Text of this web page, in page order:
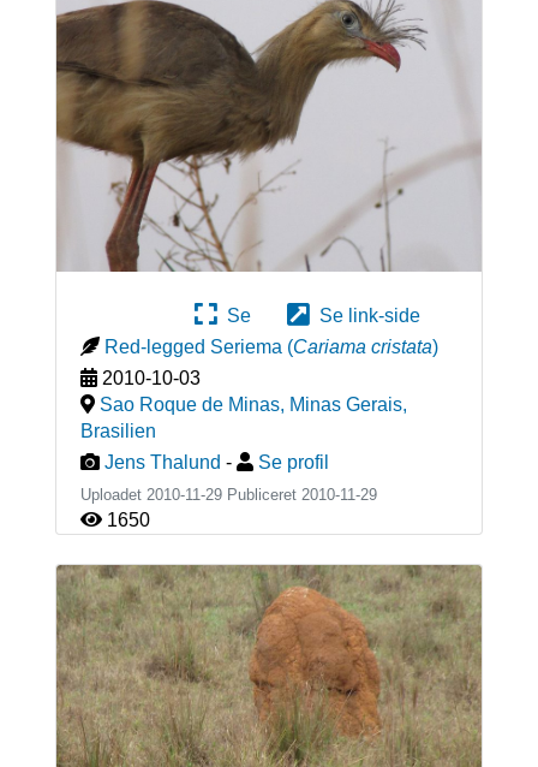
Se
Se link-side
Red-legged Seriema (Cariama cristata)
2010-10-03
Sao Roque de Minas, Minas Gerais,
Brasilien
Jens Thalund - Se profil
Uploadet 2010-11-29 Publiceret 2010-11-29
1650